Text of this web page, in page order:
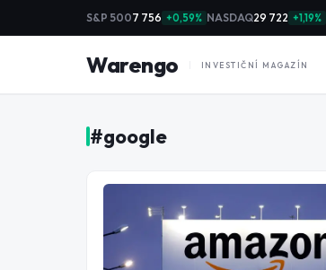
S&P 5007 756 +0,59% NASDAQ29 722 +1,19%
Warengo INVESTIČNÍ MAGAZÍN
#google